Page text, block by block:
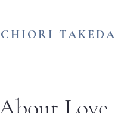
​CHIORI TAKEDA